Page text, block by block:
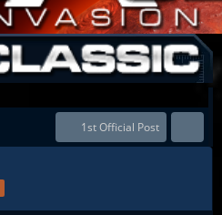
1st Official Post